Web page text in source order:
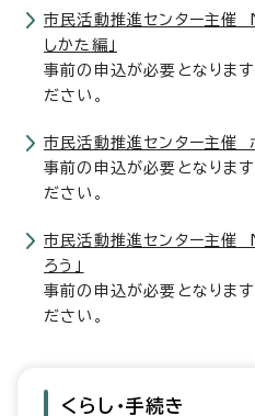
市民活動推進センター主催
しかた編」
事前の申込が必要となりま
ださい。
市民活動推進センター主催
事前の申込が必要となりま
ださい。
市民活動推進センター主催
ろう」
事前の申込が必要となりま
ださい。
くらし・手続き